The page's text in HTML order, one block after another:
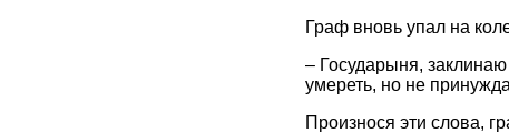
Граф вновь упал на
– Государыня,
умереть, но не
Произнося эти слова,